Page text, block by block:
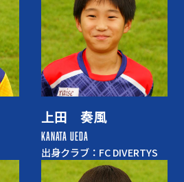
上田 奏風
KANATA UEDA
出身クラブ：FC DIVERTYS